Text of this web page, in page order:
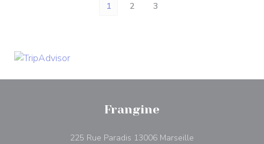
1 2 3
Frangine
225 Rue Paradis 13006 Marseille